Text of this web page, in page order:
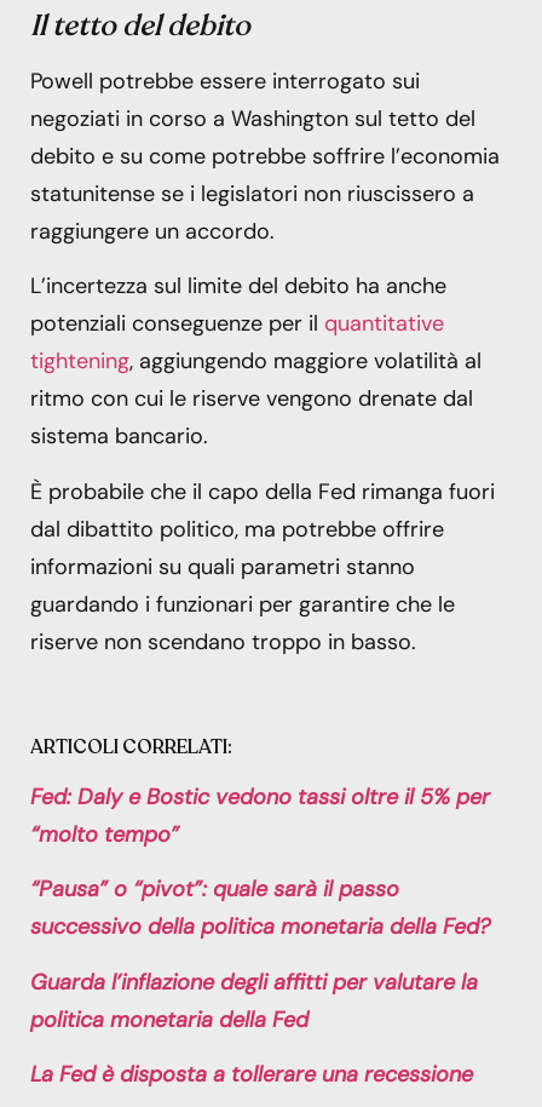
Il tetto del debito
Powell potrebbe essere interrogato sui
negoziati in corso a Washington sul tetto del
debito e su come potrebbe soffrire l’economia
statunitense se i legislatori non riuscissero a
raggiungere un accordo.
L’incertezza sul limite del debito ha anche
potenziali conseguenze per il quantitative
tightening, aggiungendo maggiore volatilità al
ritmo con cui le riserve vengono drenate dal
sistema bancario.
È probabile che il capo della Fed rimanga fuori
dal dibattito politico, ma potrebbe offrire
informazioni su quali parametri stanno
guardando i funzionari per garantire che le
riserve non scendano troppo in basso.
ARTICOLI CORRELATI:
Fed: Daly e Bostic vedono tassi oltre il 5% per
“molto tempo”
“Pausa” o “pivot”: quale sarà il passo
successivo della politica monetaria della Fed?
Guarda l’inflazione degli affitti per valutare la
politica monetaria della Fed
La Fed è disposta a tollerare una recessione